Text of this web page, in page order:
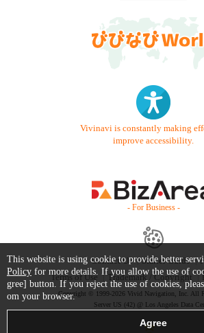
Vivinavi is constantly making
improve accessibility.
- For Business -
Contact Us Starter Guide
Terms of Use
Trademark / Copyright
Copyright © 1999-2026 Vivid Navigation, Inc. All
Server US (42) @ Los Angeles Data
This website is using cookie to provide better
Policy for more details. If you allow the use of
gree] button. If you reject the use of cookies,
om your browser.